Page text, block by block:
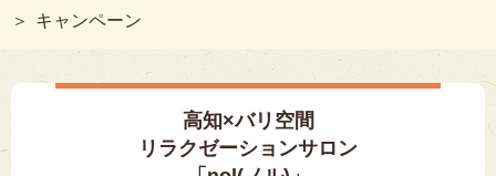
キャンペーン
高知×バリ空間
リラクゼーションサロン